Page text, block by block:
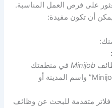
على فرص العمل المناسبة.
أن تكون مفيدة:
Minijob في منطقتك
باستخدام كلمات بحث مثل “Minijob” واسم المدينة أو
فلاتر متقدمة للبحث عن وظائف